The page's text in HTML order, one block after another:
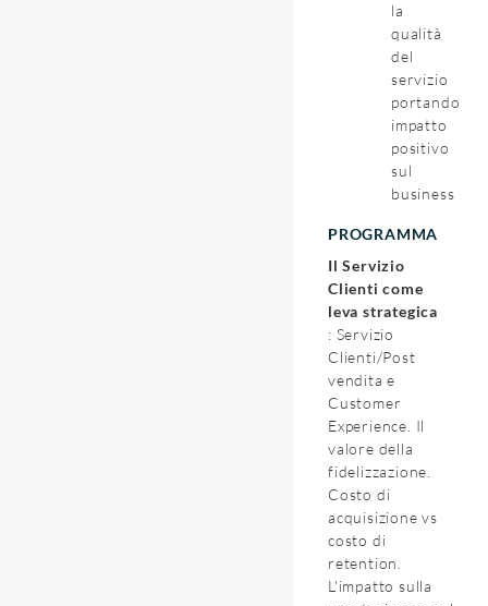
la
qualità
del
servizio
portando
impatto
positivo
sul
business
PROGRAMMA
Il Servizio
Clienti come
leva strategica
: Servizio
Clienti/Post
vendita e
Customer
Experience. Il
valore della
fidelizzazione.
Costo di
acquisizione vs
costo di
retention.
L'impatto sulla